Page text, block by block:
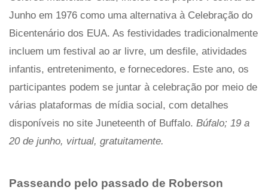
Junho em 1976 como uma alternativa à Celebração do
Bicentenário dos EUA. As festividades tradicionalmente
incluem um festival ao ar livre, um desfile, atividades
infantis, entretenimento, e fornecedores. Este ano, os
participantes podem se juntar à celebração por meio de
várias plataformas de mídia social, com detalhes
disponíveis no site Juneteenth of Buffalo. Búfalo; 19 a
20 de junho, virtual, gratuitamente.
Passeando pelo passado de Roberson